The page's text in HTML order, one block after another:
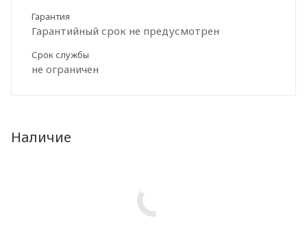
Гарантия
Гарантийный срок не предусмотрен
Срок службы
не ограничен
Наличие